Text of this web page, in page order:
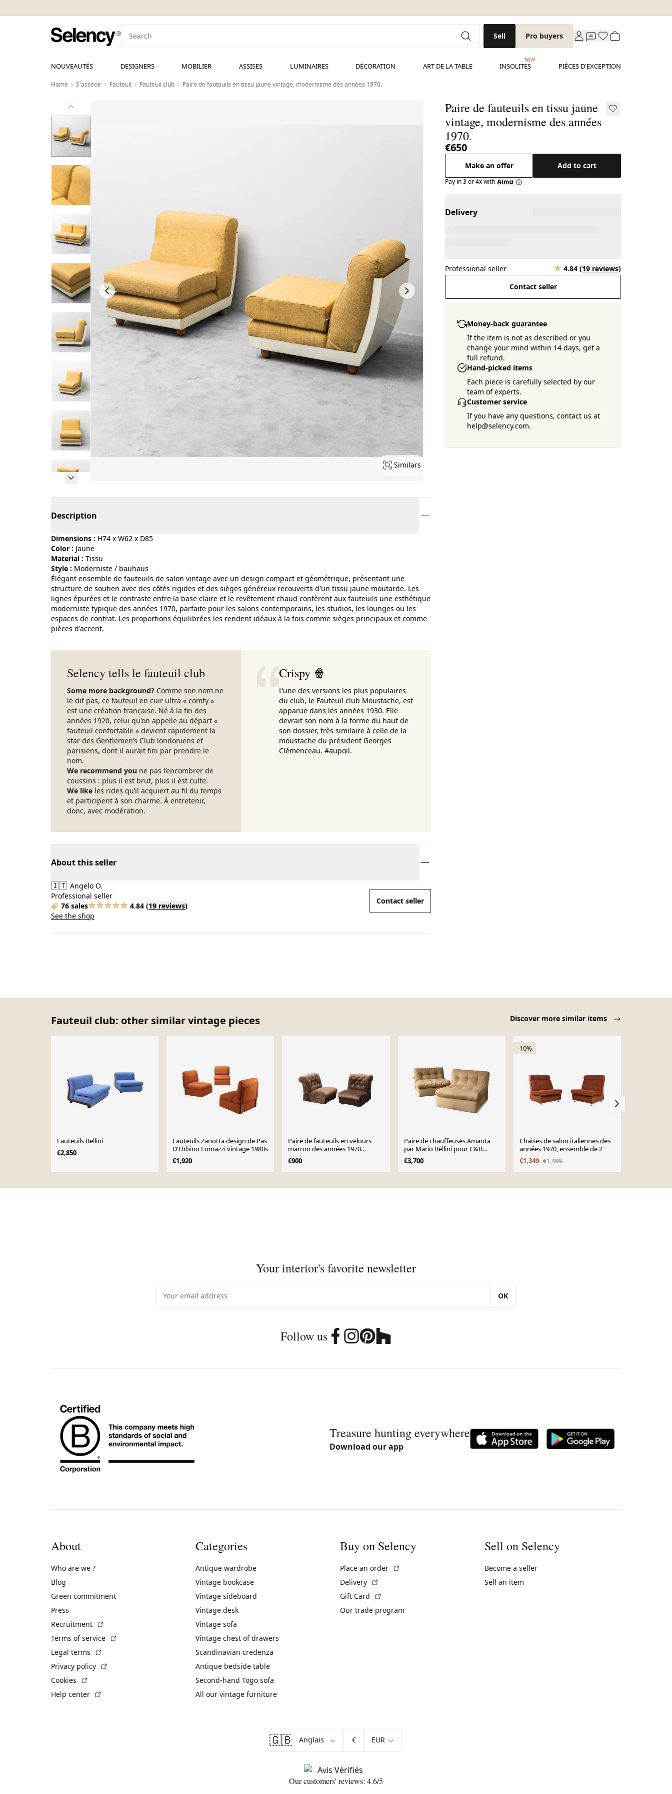
Sell Pro buyers
NOUVEAUTÉS DESIGNERS MOBILIER ASSISES LUMINAIRES DÉCORATION ART DE LA TABLE INSOLITES
NEW
PIÈCES D'EXCEPTION
Home S'asseoir Fauteuil Fauteuil club Paire de fauteuils en tissu jaune vintage, modernisme des années 1970.
Similars
Paire de fauteuils en tissu jaune
vintage, modernisme des années
1970.
€650
Make an offer Add to cart
Pay in 3 or 4x with
Delivery
Professional seller 4.84 (19 reviews)
Contact seller
Money-back guarantee
If the item is not as described or you
change your mind within 14 days, get a
full refund.
Hand-picked items
Each piece is carefully selected by our
team of experts.
Customer service
If you have any questions, contact us at
help@selency.com.
Description
Dimensions : H74 x W62 x D85
Color : jaune
Material :
tissu
Style :
moderniste / bauhaus
Élégant ensemble de fauteuils de salon vintage avec un design compact et géométrique, présentant une
structure de soutien avec des côtés rigides et des sièges généreux recouverts d'un tissu jaune moutarde. Les
lignes épurées et le contraste entre la base claire et le revêtement chaud confèrent aux fauteuils une esthétique
moderniste typique des années 1970, parfaite pour les salons contemporains, les studios, les lounges ou les
espaces de contrat. Les proportions équilibrées les rendent idéaux à la fois comme sièges principaux et comme
pièces d'accent.
Selency tells le fauteuil club
Some more background? Comme son nom ne
le dit pas, ce fauteuil en cuir ultra « comfy »
est une création française. Né à la fin des
années 1920, celui qu'on appelle au départ «
fauteuil confortable » devient rapidement la
star des Gentlemen’s Club londoniens et
parisiens, dont il aurait fini par prendre le
nom.
We recommend you ne pas l’encombrer de
coussins : plus il est brut, plus il est culte.
We like les rides qu’il acquiert au fil du temps
et participent à son charme. À entretenir,
donc, avec modération.
Crispy 🍿
L’une des versions les plus populaires
du club, le Fauteuil club Moustache, est
apparue dans les années 1930. Elle
devrait son nom à la forme du haut de
son dossier, très similaire à celle de la
moustache du président Georges
Clémenceau. #aupoil.
About this seller
🇮🇹 Angelo O.
Professional seller
76 sales
4.84 (19 reviews)
See the shop
Contact seller
Fauteuil club: other similar vintage pieces Discover more similar items
Fauteuils Bellini
€2,850
Fauteuils Zanotta design de Pas
D'Urbino Lomazzi vintage 1980s
€1,920
Paire de fauteuils en velours
marron des années 1970
vintage modernisme
€900
Paire de chauffeuses Amanta
par Mario Bellini pour C&B
Italia, années 1960.
€3,700
-10%
Chaises de salon italiennes des
années 1970, ensemble de 2
€1,349 €1,499
Your interior's favorite newsletter
OK
Follow us
Treasure hunting everywhere
Download our app
About
Who are we ?
Blog
Green commitment
Press
Recruitment
Terms of service
Legal terms
Privacy policy
Cookies
Help center
Categories
Antique wardrobe
Vintage bookcase
Vintage sideboard
Vintage desk
Vintage sofa
Vintage chest of drawers
Scandinavian credenza
Antique bedside table
Second-hand Togo sofa
All our vintage furniture
Buy on Selency
Place an order
Delivery
Gift Card
Our trade program
Sell on Selency
Become a seller
Sell an item
🇬🇧 €
Our customers' reviews: 4.6/5